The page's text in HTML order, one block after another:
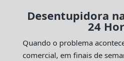
Desentupidora
24
Quando o problema
comercial, em finais de